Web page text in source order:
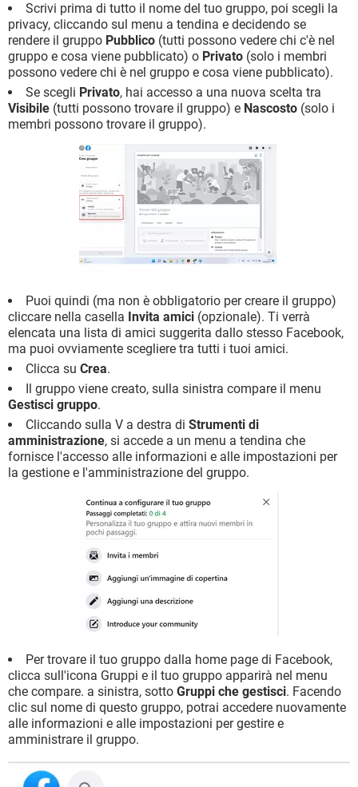
Scrivi prima di tutto il nome del tuo gruppo, poi scegli la
privacy, cliccando sul menu a tendina e decidendo se
rendere il gruppo Pubblico (tutti possono vedere chi c'è nel
gruppo e cosa viene pubblicato) o Privato (solo i membri
possono vedere chi è nel gruppo e cosa viene pubblicato).
Se scegli Privato, hai accesso a una nuova scelta tra
Visibile (tutti possono trovare il gruppo) e Nascosto (solo i
membri possono trovare il gruppo).
Puoi quindi (ma non è obbligatorio per creare il gruppo)
cliccare nella casella Invita amici (opzionale). Ti verrà
elencata una lista di amici suggerita dallo stesso Facebook,
ma puoi ovviamente scegliere tra tutti i tuoi amici.
Clicca su Crea.
Il gruppo viene creato, sulla sinistra compare il menu
Gestisci gruppo.
Cliccando sulla V a destra di Strumenti di
amministrazione, si accede a un menu a tendina che
fornisce l'accesso alle informazioni e alle impostazioni per
la gestione e l'amministrazione del gruppo.
Per trovare il tuo gruppo dalla home page di Facebook,
clicca sull'icona Gruppi e il tuo gruppo apparirà nel menu
che compare. a sinistra, sotto Gruppi che gestisci. Facendo
clic sul nome di questo gruppo, potrai accedere nuovamente
alle informazioni e alle impostazioni per gestire e
amministrare il gruppo.